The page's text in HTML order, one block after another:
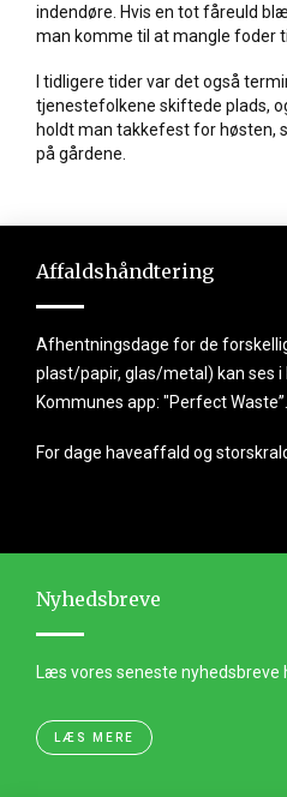
indendøre. Hvis en tot fåreuld
man komme til at mangle foder
I tidligere tider var det også
tjenestefolkene skiftede plads,
holdt man takkefest for høsten,
på gårdene.
Affaldshåndtering
Afhentningsdage for de
plast/papir, glas/metal) kan ses i
Kommunes app: "Perfect Waste”.
For dage haveaffald og
Nyhedsbreve
Læs vores seneste nyhedsbreve
LÆS MERE